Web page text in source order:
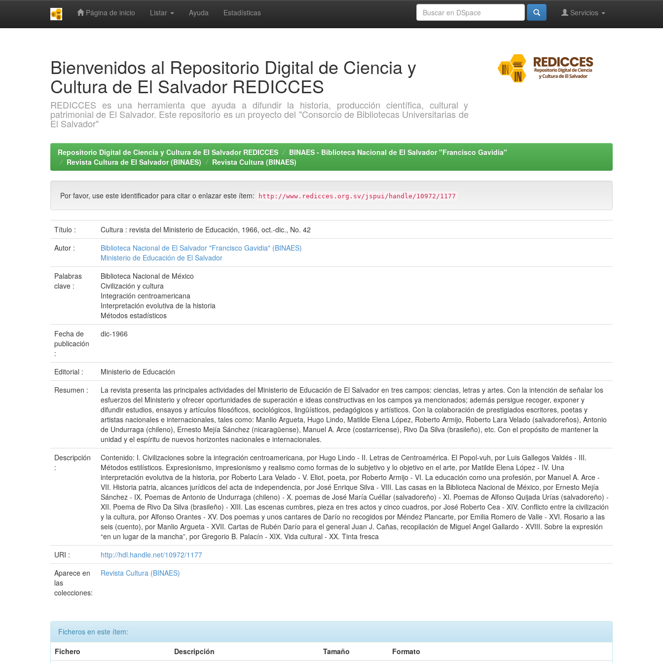
Página de inicio Listar Ayuda Estadísticas Servicios
Bienvenidos al Repositorio Digital de Ciencia y
Cultura de El Salvador REDICCES
REDICCES es una herramienta que ayuda a difundir la historia, producción científica, cultural y
patrimonial de El Salvador. Este repositorio es un proyecto del "Consorcio de Bibliotecas Universitarias de
El Salvador"
Repositorio Digital de Ciencia y Cultura de El Salvador REDICCES
BINAES - Biblioteca Nacional de El Salvador "Francisco Gavidia"
Revista Cultura de El Salvador (BINAES)
Revista Cultura (BINAES)
Por favor, use este identificador para citar o enlazar este ítem: http://www.redicces.org.sv/jspui/handle/10972/1177
Título :
Cultura : revista del Ministerio de Educación, 1966, oct.-dic., No. 42
Autor :
Biblioteca Nacional de El Salvador "Francisco Gavidia" (BINAES)
Ministerio de Educación de El Salvador
Palabras
clave :
Biblioteca Nacional de México
Civilización y cultura
Integración centroamericana
Interpretación evolutiva de la historia
Métodos estadísticos
Fecha de
publicación
:
dic-1966
Editorial :
Ministerio de Educación
Resumen :
La revista presenta las principales actividades del Ministerio de Educación de El Salvador en tres campos: ciencias, letras y artes. Con la intención de señalar los
esfuerzos del Ministerio y ofrecer oportunidades de superación e ideas constructivas en los campos ya mencionados; además persigue recoger, exponer y
difundir estudios, ensayos y artículos filosóficos, sociológicos, lingüísticos, pedagógicos y artísticos. Con la colaboración de prestigiados escritores, poetas y
artistas nacionales e internacionales, tales como: Manlio Argueta, Hugo Lindo, Matilde Elena López, Roberto Armijo, Roberto Lara Velado (salvadoreños), Antonio
de Undurraga (chileno), Ernesto Mejía Sánchez (nicaragüense), Manuel A. Arce (costarricense), Rivo Da Silva (brasileño), etc. Con el propósito de mantener la
unidad y el espíritu de nuevos horizontes nacionales e internacionales.
Descripción
:
Contenido: I. Civilizaciones sobre la integración centroamericana, por Hugo Lindo - II. Letras de Centroamérica. El Popol-vuh, por Luis Gallegos Valdés - III.
Métodos estilísticos. Expresionismo, impresionismo y realismo como formas de lo subjetivo y lo objetivo en el arte, por Matilde Elena López - IV. Una
interpretación evolutiva de la historia, por Roberto Lara Velado - V. Eliot, poeta, por Roberto Armijo - VI. La educación como una profesión, por Manuel A. Arce -
VII. Historia patria, alcances jurídicos del acta de independencia, por José Enrique Silva - VIII. Las casas en la Biblioteca Nacional de México, por Ernesto Mejía
Sánchez - IX. Poemas de Antonio de Undurraga (chileno) - X. poemas de José María Cuéllar (salvadoreño) - XI. Poemas de Alfonso Quijada Urías (salvadoreño) -
XII. Poema de Rivo Da Silva (brasileño) - XIII. Las escenas cumbres, pieza en tres actos y cinco cuadros, por José Roberto Cea - XIV. Conflicto entre la civilización
y la cultura, por Alfonso Orantes - XV. Dos poemas y unos cantares de Darío no recogidos por Méndez Plancarte, por Emilia Romero de Valle - XVI. Rosario a las
seis (cuento), por Manlio Argueta - XVII. Cartas de Rubén Darío para el general Juan J. Cañas, recopilación de Miguel Angel Gallardo - XVIII. Sobre la expresión
“en un lugar de la mancha”, por Gregorio B. Palacín - XIX. Vida cultural - XX. Tinta fresca
URI :
http://hdl.handle.net/10972/1177
Aparece en
las
colecciones:
Revista Cultura (BINAES)
Ficheros en este ítem:
Fichero
Descripción Tamaño Formato